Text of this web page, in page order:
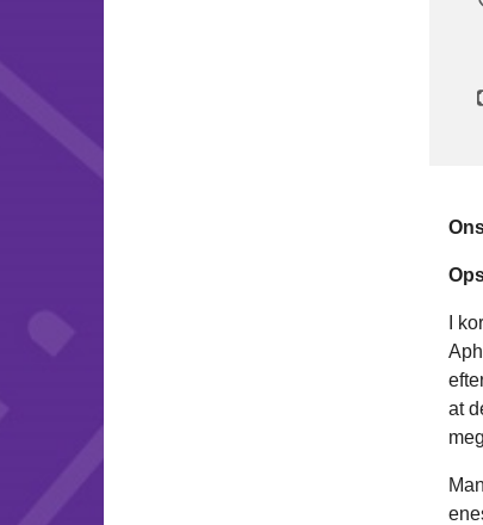
I
at